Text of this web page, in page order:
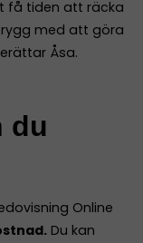
få tiden att räcka
med att göra
Åsa.
du
Online
Du kan